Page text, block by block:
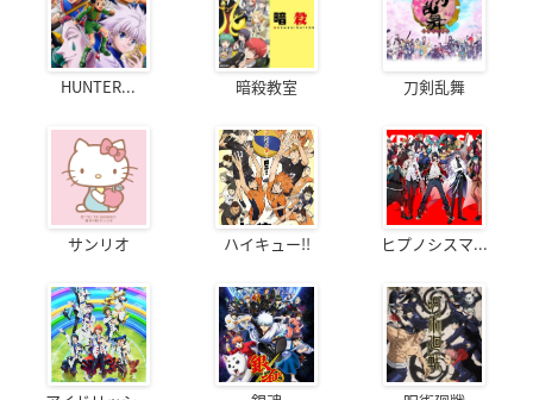
HUNTER... 暗殺教室 刀剣乱舞
サンリオ ハイキュー!! ヒプノシスマ...